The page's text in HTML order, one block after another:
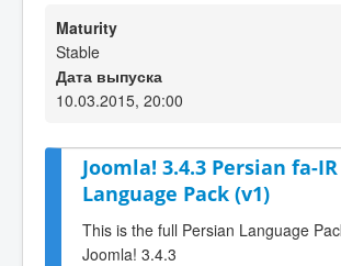
Maturity
Stable
Дата выпуска
10.03.2015, 20:00
Joomla! 3.4.3 Persian fa-IR
Language Pack (v1)
This is the full Persian Language
Joomla! 3.4.3